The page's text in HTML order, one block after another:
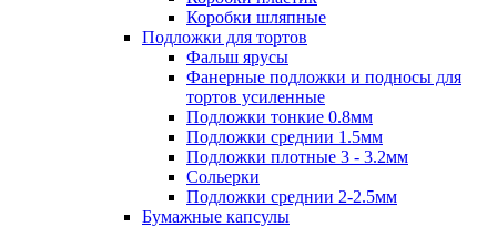
Коробки шляпные
Подложки для тортов
Фальш ярусы
Фанерные подложки и подносы для
тортов усиленные
Подложки тонкие 0.8мм
Подложки среднии 1.5мм
Подложки плотные 3 - 3.2мм
Сольерки
Подложки среднии 2-2.5мм
Бумажные капсулы